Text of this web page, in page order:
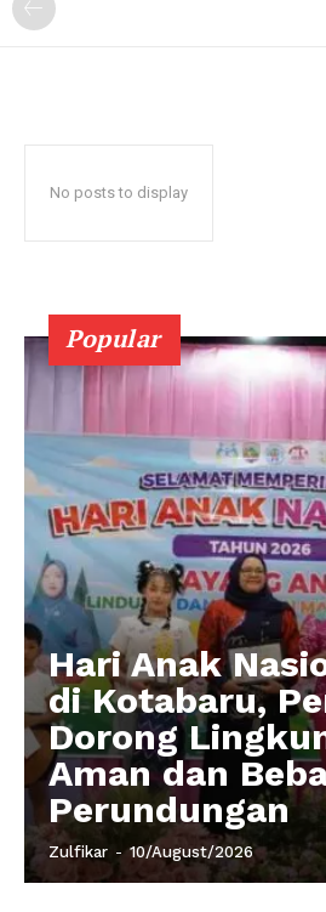
No posts to display
Popular
Hari Anak
di Kotabaru,
Dorong
Aman dan
Perundungan
Zulfikar - 10/August/2026